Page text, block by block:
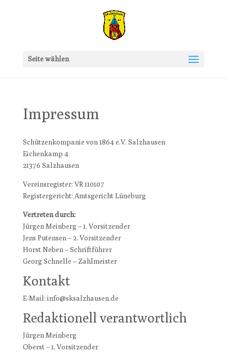
Seite wählen
Impressum
Schützenkompanie von 1864 e.V. Salzhausen
Eichenkamp 4
21376 Salzhausen
Vereinsregister: VR 110107
Registergericht: Amtsgericht Lüneburg
Vertreten durch:
Jürgen Meinberg – 1. Vorsitzender
Jens Putensen – 2. Vorsitzender
Horst Neben – Schriftführer
Georg Schnelle – Zahlmeister
Kontakt
E-Mail: info@sksalzhausen.de
Redaktionell verantwortlich
Jürgen Meinberg
Oberst – 1. Vorsitzender